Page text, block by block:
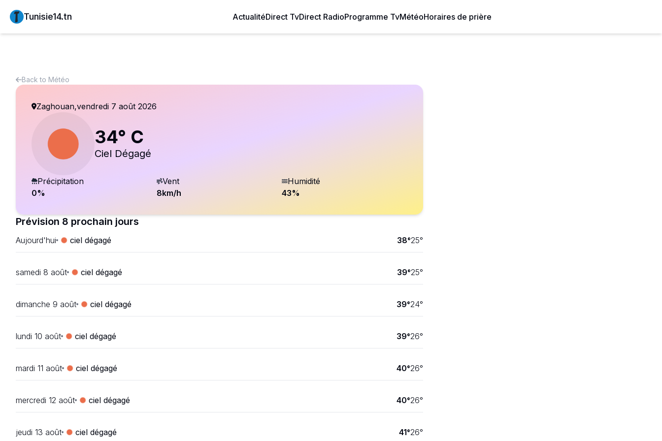
Tunisie14.tn ActualitéDirect TvDirect RadioProgramme TvMétéoHoraires de prière
Back to Météo
Zaghouan,vendredi 7 août 2026
34° C
Ciel Dégagé
Précipitation
0%
Vent
8km/h
Humidité
43%
Prévision 8 prochain jours
Aujourd'hui ciel dégagé 38°25°
samedi 8 août ciel dégagé 39°25°
dimanche 9 août ciel dégagé 39°24°
lundi 10 août ciel dégagé 39°26°
mardi 11 août ciel dégagé 40°26°
mercredi 12 août ciel dégagé 40°26°
jeudi 13 août ciel dégagé 41°26°